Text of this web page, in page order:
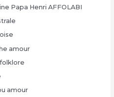
Papa Henri AFFOLABI
amour
amour